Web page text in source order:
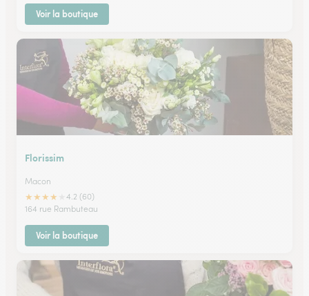
Voir la boutique
Florissim
Macon
★★★★
4.2 (60)
164 rue Rambuteau
Voir la boutique